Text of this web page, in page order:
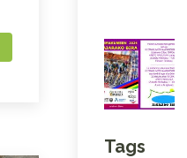
Tags